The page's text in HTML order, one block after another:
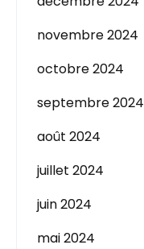
novembre 2024
octobre 2024
septembre 2024
août 2024
juillet 2024
juin 2024
mai 2024